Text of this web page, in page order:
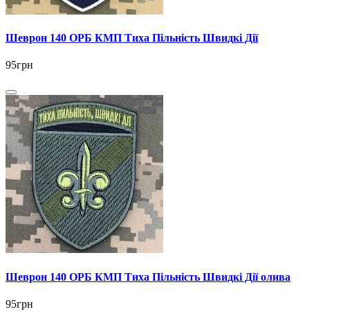
Шеврон 140 ОРБ КМП Тиха Пільність Швидкі Дії
95грн
Шеврон 140 ОРБ КМП Тиха Пільність Швидкі Дії олива
95грн